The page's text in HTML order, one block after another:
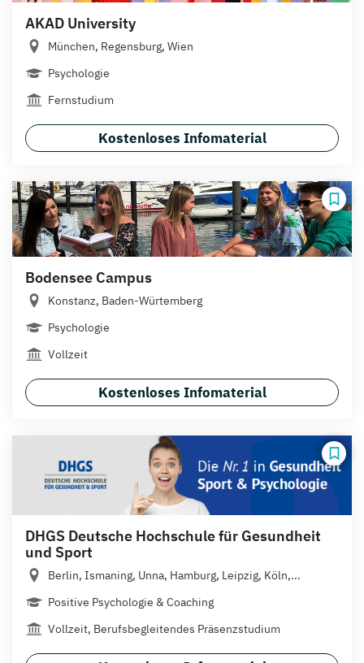
AKAD University
München, Regensburg, Wien
Psychologie
Fernstudium
Kostenloses Infomaterial
Bodensee Campus
Konstanz, Baden-Würtemberg
Psychologie
Vollzeit
Kostenloses Infomaterial
DHGS Deutsche Hochschule für Gesundheit
und Sport
Berlin, Ismaning, Unna, Hamburg, Leipzig, Köln,...
Positive Psychologie & Coaching
Vollzeit, Berufsbegleitendes Präsenzstudium